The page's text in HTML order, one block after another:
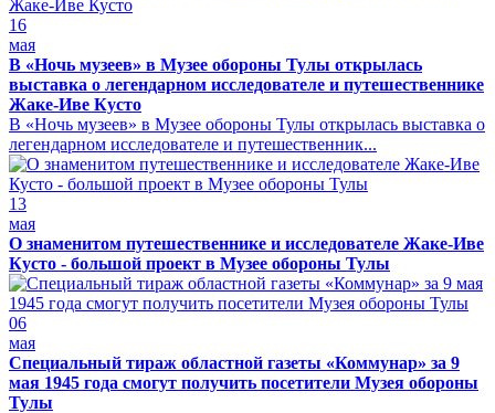
16
мая
В «Ночь музеев» в Музее обороны Тулы открылась
выставка о легендарном исследователе и путешественнике
Жаке-Иве Кусто
В «Ночь музеев» в Музее обороны Тулы открылась выставка о
легендарном исследователе и путешественник...
13
мая
О знаменитом путешественнике и исследователе Жаке-Иве
Кусто - большой проект в Музее обороны Тулы
06
мая
Специальный тираж областной газеты «Коммунар» за 9
мая 1945 года смогут получить посетители Музея обороны
Тулы